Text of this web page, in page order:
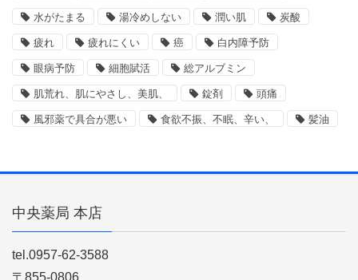
水がたまる 湯冷めしない 潤い肌 炭酸
疲れ 疲れにくい 癌 白内障予防
眼病予防 細胞賦活 総アルブミン
肌荒れ、肌にやさし、美肌、 錠剤 頭痛
風邪薬で具合が悪い 食欲不振、不眠、辛い、 髪油
中央薬局 本店
tel.0957-62-3588
〒855-0806